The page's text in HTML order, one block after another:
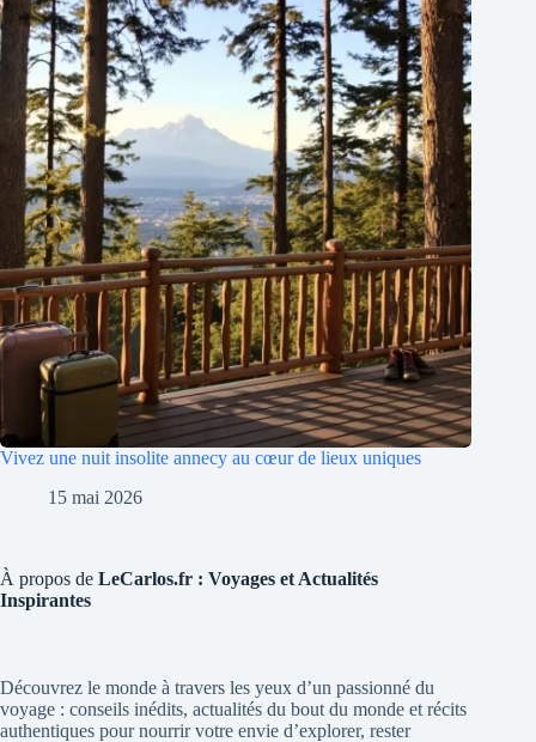
Vivez une nuit insolite annecy au cœur de lieux uniques
15 mai 2026
À propos de LeCarlos.fr : Voyages et Actualités
Inspirantes
Découvrez le monde à travers les yeux d’un passionné du
voyage : conseils inédits, actualités du bout du monde et récits
authentiques pour nourrir votre envie d’explorer, rester